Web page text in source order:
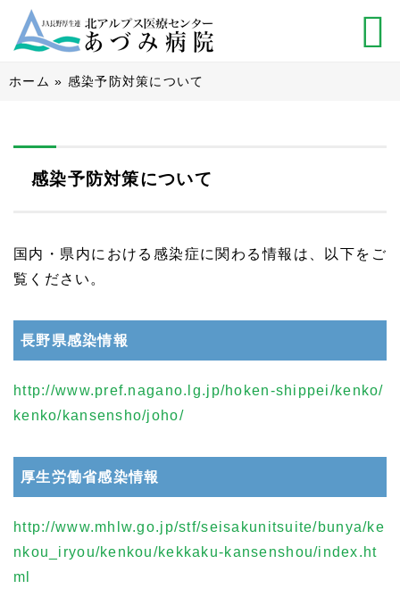
ホーム » 感染予防対策について
感染予防対策について
国内・県内における感染症に関わる情報は、以下をご
覧ください。
長野県感染情報
http://www.pref.nagano.lg.jp/hoken-shippei/kenko/
kenko/kansensho/joho/
厚生労働省感染情報
http://www.mhlw.go.jp/stf/seisakunitsuite/bunya/ke
nkou_iryou/kenkou/kekkaku-kansenshou/index.ht
ml